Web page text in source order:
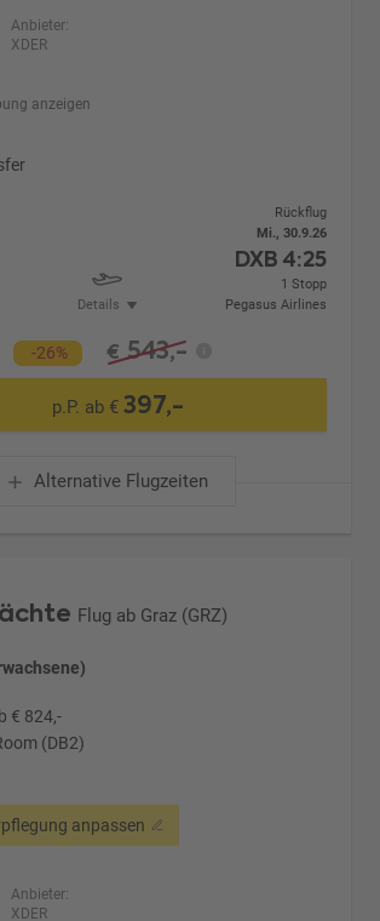
Anbieter:
XDER
anzeigen
Details
Rückflug
Mi., 30.9.26
DXB 4:25
1 Stopp
Pegasus Airlines
-26% € 543,-
p.P. ab € 397,-
Alternative Flugzeiten
Flug ab Graz (GRZ)
€ 824,-
(DB2)
anpassen
Anbieter:
XDER